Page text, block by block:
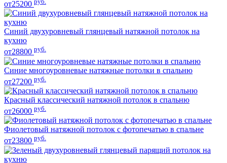
от25200
Синий двухуровневый глянцевый натяжной потолок на
кухню
от28800 руб.
Синие многоуровневые натяжные потолки в спальню
от27200 руб.
Красный классический натяжной потолок в спальню
от26000 руб.
Фиолетовый натяжной потолок с фотопечатью в спальне
от23800 руб.